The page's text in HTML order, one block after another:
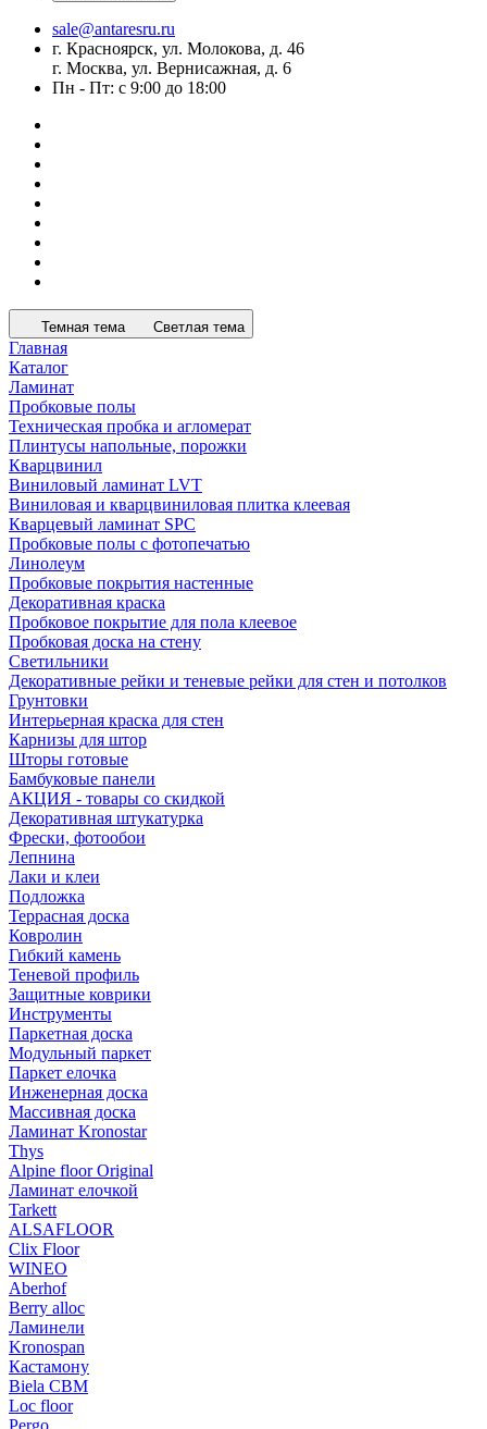
sale@antaresru.ru
г. Красноярск, ул. Молокова, д. 46
г. Москва, ул. Вернисажная, д. 6
Пн - Пт: с 9:00 до 18:00
Темная тема Светлая тема
Главная
Каталог
Ламинат
Пробковые полы
Техническая пробка и агломерат
Плинтусы напольные, порожки
Кварцвинил
Виниловый ламинат LVT
Виниловая и кварцвиниловая плитка клеевая
Кварцевый ламинат SPC
Пробковые полы с фотопечатью
Линолеум
Пробковые покрытия настенные
Декоративная краска
Пробковое покрытие для пола клеевое
Пробковая доска на стену
Светильники
Декоративные рейки и теневые рейки для стен и потолков
Грунтовки
Интерьерная краска для стен
Карнизы для штор
Шторы готовые
Бамбуковые панели
АКЦИЯ - товары со скидкой
Декоративная штукатурка
Фрески, фотообои
Лепнина
Лаки и клеи
Подложка
Террасная доска
Ковролин
Гибкий камень
Теневой профиль
Защитные коврики
Инструменты
Паркетная доска
Модульный паркет
Паркет елочка
Инженерная доска
Массивная доска
Ламинат Kronostar
Thys
Alpine floor Original
Ламинат елочкой
Tarkett
ALSAFLOOR
Clix Floor
WINEO
Aberhof
Berry alloc
Ламинели
Kronospan
Кастамону
Biela CBM
Loc floor
Pergo